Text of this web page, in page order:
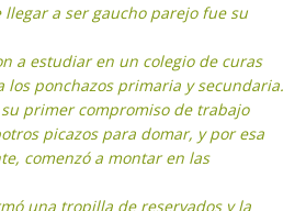
a ser gaucho parejo fue su
a estudiar en un colegio de curas
los ponchazos primaria y secundaria.
primer compromiso de trabajo
picazos para domar, y por esa
comenzó a montar en las
una tropilla de reservados y la